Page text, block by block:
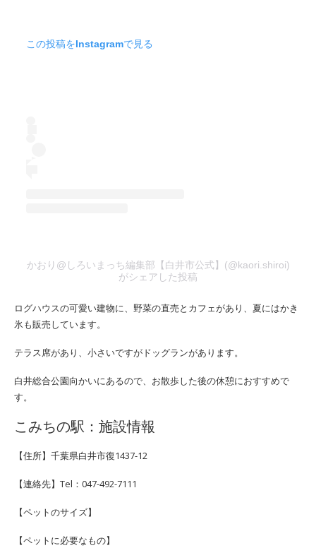
この投稿をInstagramで見る
かおり@しろいまっち編集部【白井市公式】(@kaori.shiroi)
がシェアした投稿
ログハウスの可愛い建物に、野菜の直売とカフェがあり、夏にはかき
氷も販売しています。
テラス席があり、小さいですがドッグランがあります。
白井総合公園向かいにあるので、お散歩した後の休憩におすすめで
す。
こみちの駅：施設情報
【住所】千葉県白井市復1437-12
【連絡先】Tel：047-492-7111
【ペットのサイズ】
【ペットに必要なもの】